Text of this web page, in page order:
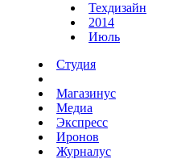
Техдизайн
2014
Июль
Студия
Магазинус
Медиа
Экспресс
Иронов
Журналус